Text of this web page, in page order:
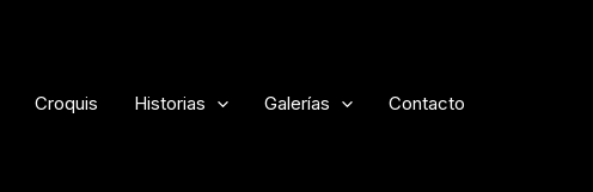
Croquis Historias Galerías Contacto